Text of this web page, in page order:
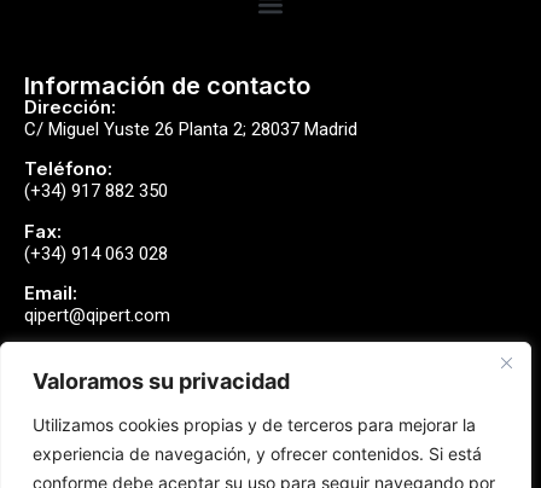
Valoramos su privacidad
Utilizamos cookies propias y de terceros para mejorar la
experiencia de navegación, y ofrecer contenidos. Si está
conforme debe aceptar su uso para seguir navegando por
Información de contacto
Dirección:
C/ Miguel Yuste 26 Planta 2; 28037 Madrid
Teléfono:
(+34) 917 882 350
Fax:
(+34) 914 063 028
Email:
qipert@qipert.com
Contactar